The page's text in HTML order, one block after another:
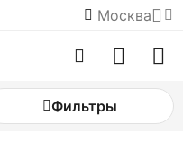
Москва
Фильтры